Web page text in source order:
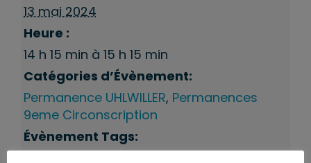
13 mai 2024
Heure :
14 h 15 min à 15 h 15 min
Catégories d’Évènement:
Permanence UHLWILLER, Permanences
9eme Circonscription
Évènement Tags: